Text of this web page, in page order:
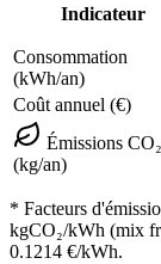
Indicateur
Consommation
(kWh/an)
Coût annuel (€)
Émissions CO₂
(kg/an)
* Facteurs
kgCO₂/kWh (mix
0.1214 €/kWh.